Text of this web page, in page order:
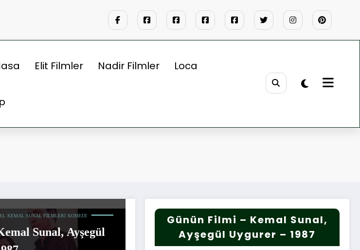
Elit Filmler Nadir Filmler Loca
KEMAL SUNAL FILMLERI KOMEDI
Sunal, Ayşegül
Günün Filmi – Kemal Sunal,
Ayşegül Uygurer – 1987